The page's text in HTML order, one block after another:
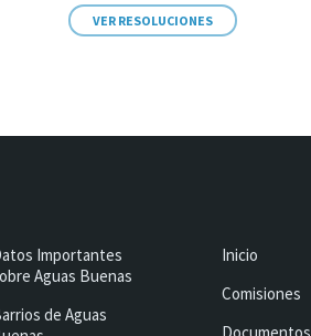
VER RESOLUCIONES
Importantes
Aguas Buenas
de Aguas
Inicio
Comisiones